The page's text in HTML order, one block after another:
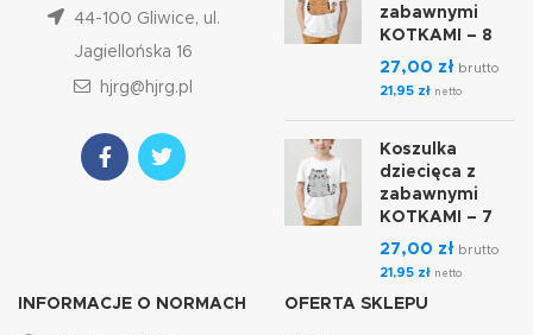
44-100 Gliwice, ul.
Jagiellońska 16
hjrg@hjrg.pl
zabawnymi
KOTKAMI – 8
27,00 zł brutto
21,95 zł netto
Koszulka
dziecięca z
zabawnymi
KOTKAMI – 7
27,00 zł brutto
21,95 zł netto
INFORMACJE O NORMACH OFERTA SKLEPU